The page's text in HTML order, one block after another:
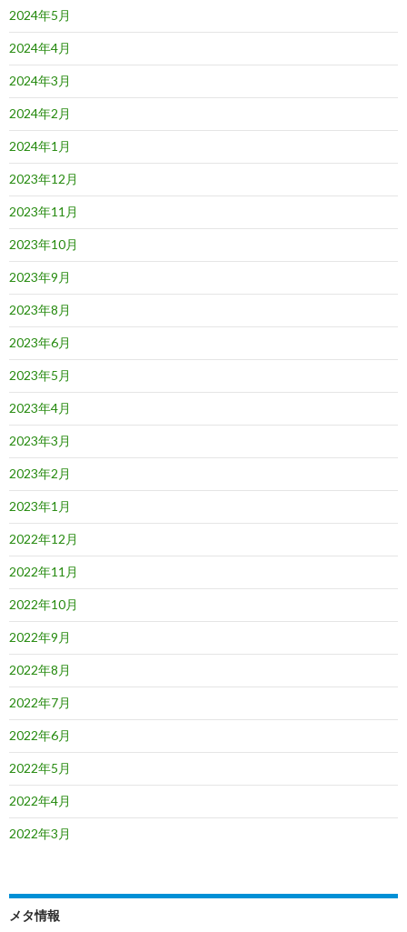
2024年5月
2024年4月
2024年3月
2024年2月
2024年1月
2023年12月
2023年11月
2023年10月
2023年9月
2023年8月
2023年6月
2023年5月
2023年4月
2023年3月
2023年2月
2023年1月
2022年12月
2022年11月
2022年10月
2022年9月
2022年8月
2022年7月
2022年6月
2022年5月
2022年4月
2022年3月
メタ情報